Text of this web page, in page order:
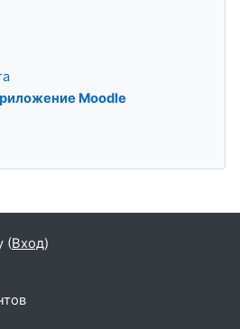
Moodle
блоки
(Вход)